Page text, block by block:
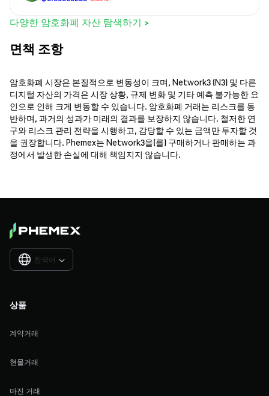
다양한 암호화폐 자산 탐색하기 >
면책 조항
암호화폐 시장은 본질적으로 변동성이 크며, Network3 (N3) 및 다른
디지털 자산의 가격은 시장 상황, 규제 변화 및 기타 예측 불가능한 요
인으로 인해 크게 변동할 수 있습니다. 암호화폐 거래는 리스크를 동
반하며, 과거의 성과가 미래의 결과를 보장하지 않습니다. 철저한 연
구와 리스크 관리 전략을 시행하고, 감당할 수 있는 금액만 투자할 것
을 권장합니다. Phemex는 Network3을(를) 구매하거나 판매하는 과
정에서 발생한 손실에 대해 책임지지 않습니다.
한국어 
상품
계약거래
현물거래
마진 거래